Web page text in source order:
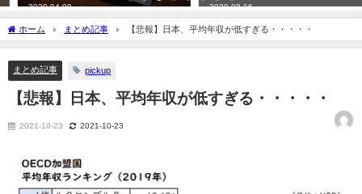
2020-04-09 2020-08-16
ホーム まとめ記事 【悲報】日本、平均年収が低すぎる・・・・・
まとめ記事 pickup
【悲報】日本、平均年収が低すぎる・・・・・
2021-10-23 2021-10-23